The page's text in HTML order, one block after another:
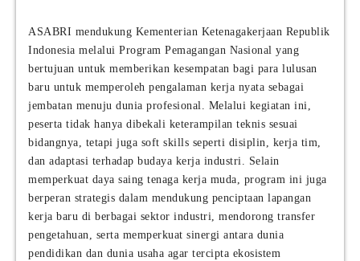
ASABRI mendukung Kementerian Ketenagakerjaan Republik
Indonesia melalui Program Pemagangan Nasional yang
bertujuan untuk memberikan kesempatan bagi para lulusan
baru untuk memperoleh pengalaman kerja nyata sebagai
jembatan menuju dunia profesional. Melalui kegiatan ini,
peserta tidak hanya dibekali keterampilan teknis sesuai
bidangnya, tetapi juga soft skills seperti disiplin, kerja tim,
dan adaptasi terhadap budaya kerja industri. Selain
memperkuat daya saing tenaga kerja muda, program ini juga
berperan strategis dalam mendukung penciptaan lapangan
kerja baru di berbagai sektor industri, mendorong transfer
pengetahuan, serta memperkuat sinergi antara dunia
pendidikan dan dunia usaha agar tercipta ekosistem